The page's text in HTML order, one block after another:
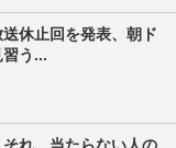
休止回を発表、朝ド
う...
れ、当たらない人の